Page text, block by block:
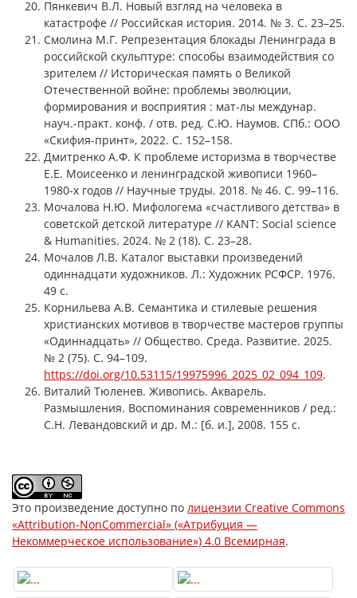
Это произведение доступно по лицензии Creative Commons
«Attribution-NonCommercial» («Атрибуция —
Некоммерческое использование») 4.0 Всемирная.
Пянкевич В.Л. Новый взгляд на человека в
катастрофе // Российская история. 2014. № 3. С. 23–25.
Смолина М.Г. Репрезентация блокады Ленинграда в
российской скульптуре: способы взаимодействия со
зрителем // Историческая память о Великой
Отечественной войне: проблемы эволюции,
формирования и восприятия : мат-лы междунар.
науч.-практ. конф. / отв. ред. С.Ю. Наумов. СПб.: ООО
«Скифия-принт», 2022. С. 152–158.
Дмитренко А.Ф. К проблеме историзма в творчестве
E.Е. Моисеенко и ленинградской живописи 1960–
1980-х годов // Научные труды. 2018. № 46. С. 99–116.
Мочалова Н.Ю. Мифологема «счастливого детства» в
советской детской литературе // KANT: Social science
& Humanities. 2024. № 2 (18). С. 23–28.
Мочалов Л.В. Каталог выставки произведений
одиннадцати художников. Л.: Художник РСФСР. 1976.
49 с.
Корнильева А.В. Семантика и стилевые решения
христианских мотивов в творчестве мастеров группы
«Одиннадцать» // Общество. Среда. Развитие. 2025.
№ 2 (75). С. 94–109.
https://doi.org/10.53115/19975996_2025_02_094_109.
Виталий Тюленев. Живопись. Акварель.
Размышления. Воспоминания современников / ред.:
С.Н. Левандовский и др. М.: [б. и.], 2008. 155 с.